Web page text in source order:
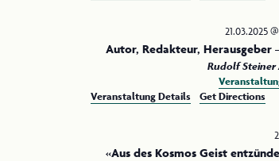
21.03.2025
Autor, Redakteur, Herausgeber
Rudolf Steiner
Veranstaltung Details
Get Directions
«Aus des Kosmos Geist